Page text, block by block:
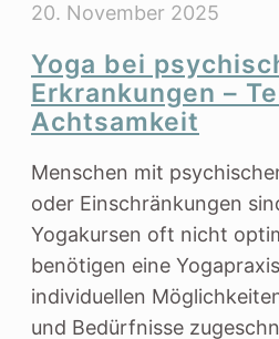
20. November 2025
Yoga bei
Erkrankungen –
Achtsamkeit
Menschen mit
oder Einschränkungen
Yogakursen oft nicht
benötigen eine
individuellen
und Bedürfnisse